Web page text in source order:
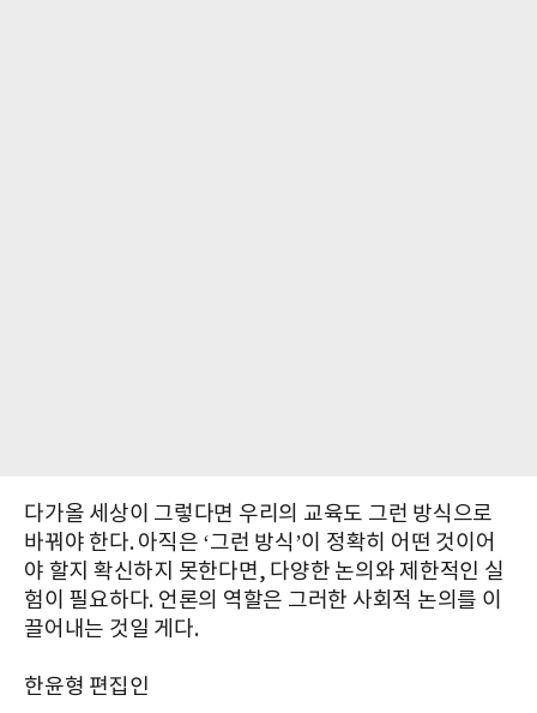
다가올 세상이 그렇다면 우리의 교육도 그런 방식으로
바꿔야 한다. 아직은 ‘그런 방식’이 정확히 어떤 것이어
야 할지 확신하지 못한다면, 다양한 논의와 제한적인 실
험이 필요하다. 언론의 역할은 그러한 사회적 논의를 이
끌어내는 것일 게다.
한윤형 편집인